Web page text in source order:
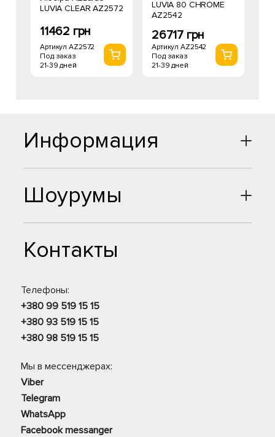
LUVIA CLEAR AZ2572
11462 грн
Артикул AZ2572
Под заказ
21-39 дней
LUVIA 80 CHROME
AZ2542
26717 грн
Артикул AZ2542
Под заказ
21-39 дней
Шоурумы
Контакты
Телефоны:
+380 99 519 15 15
+380 93 519 15 15
+380 98 519 15 15
Мы в мессенджерах:
Viber
Telegram
WhatsApp
Facebook messanger
Информация